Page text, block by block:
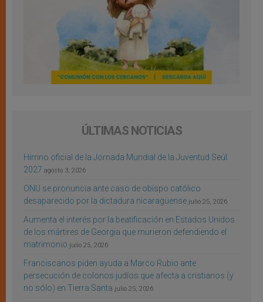
ÚLTIMAS NOTICIAS
Himno oficial de la Jornada Mundial de la Juventud Seúl
2027 agosto 3, 2026
ONU se pronuncia ante caso de obispo católico
desaparecido por la dictadura nicaragüense julio 25, 2026
Aumenta el interés por la beatificación en Estados Unidos
de los mártires de Georgia que murieron defendiendo el
matrimonio julio 25, 2026
Franciscanos piden ayuda a Marco Rubio ante
persecución de colonos judíos que afecta a cristianos (y
no sólo) en Tierra Santa julio 25, 2026